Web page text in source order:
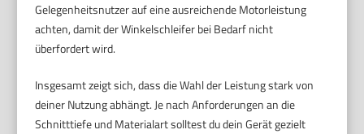
Gelegenheitsnutzer auf eine ausreichende Motorleistung
achten, damit der Winkelschleifer bei Bedarf nicht
überfordert wird.
Insgesamt zeigt sich, dass die Wahl der Leistung stark von
deiner Nutzung abhängt. Je nach Anforderungen an die
Schnitttiefe und Materialart solltest du dein Gerät gezielt